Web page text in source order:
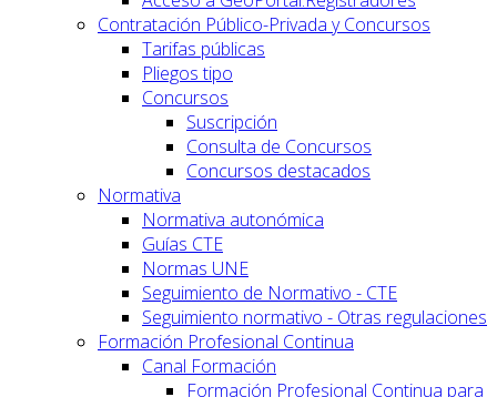
Contratación Público-Privada y Concursos
Tarifas públicas
Pliegos tipo
Concursos
Suscripción
Consulta de Concursos
Concursos destacados
Normativa
Normativa autonómica
Guías CTE
Normas UNE
Seguimiento de Normativo - CTE
Seguimiento normativo - Otras regulaciones
Formación Profesional Continua
Canal Formación
Formación Profesional Continua para